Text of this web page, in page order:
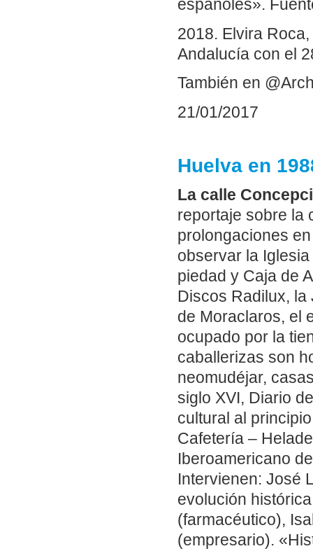
españoles».
2018. Elvira
Andalucía con el
También en
21/01/2017
Huelva en
La calle
reportaje sobre la
prolongaciones
observar la
piedad y Caja de
Discos Radilux,
de Moraclaros, el
ocupado por la
caballerizas son
neomudéjar,
siglo XVI, Diario
cultural al
Cafetería –
Iberoamericano
Intervienen: José
evolución
(farmacéutico),
(empresario).